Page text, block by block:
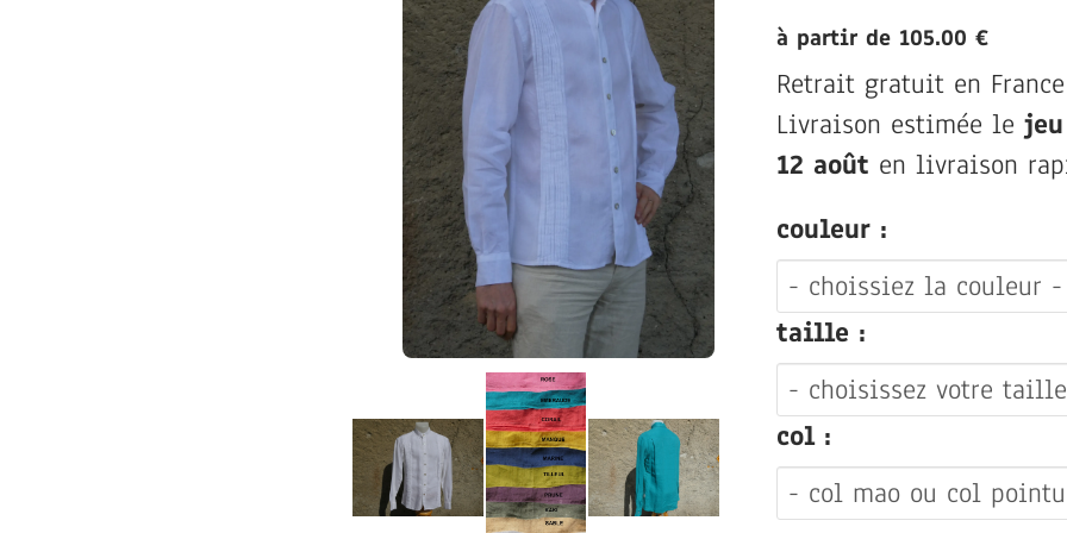
à partir de 105.00 €
Retrait gratuit en France
Livraison estimée le
12 août en livraison
couleur :
taille :
col :